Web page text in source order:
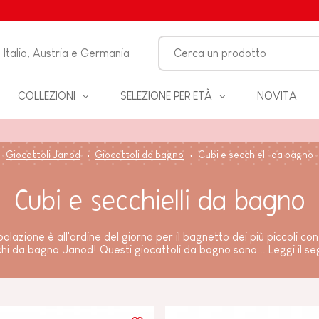
Italia, Austria e Germania
COLLEZIONI SELEZIONE PER ETÀ NOVITA
Giocattoli Janod Giocattoli da bagno Cubi e secchielli da bagno
Cubi e secchielli da bagno
è all'ordine del giorno per il bagnetto dei più piccoli
da bagno Janod! Questi giocattoli da bagno sono...
Leggi il